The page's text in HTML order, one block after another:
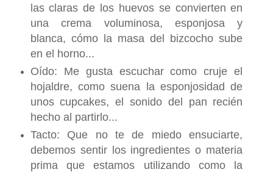
las claras de los huevos se convierten en
una crema voluminosa, esponjosa y
blanca, cómo la masa del bizcocho sube
en el horno...
Oído: Me gusta escuchar como cruje el
hojaldre, como suena la esponjosidad de
unos cupcakes, el sonido del pan recién
hecho al partirlo...
Tacto: Que no te de miedo ensuciarte,
debemos sentir los ingredientes o materia
prima que estamos utilizando como la